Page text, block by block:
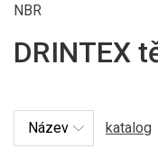
NBR
DRINTEX
katalog